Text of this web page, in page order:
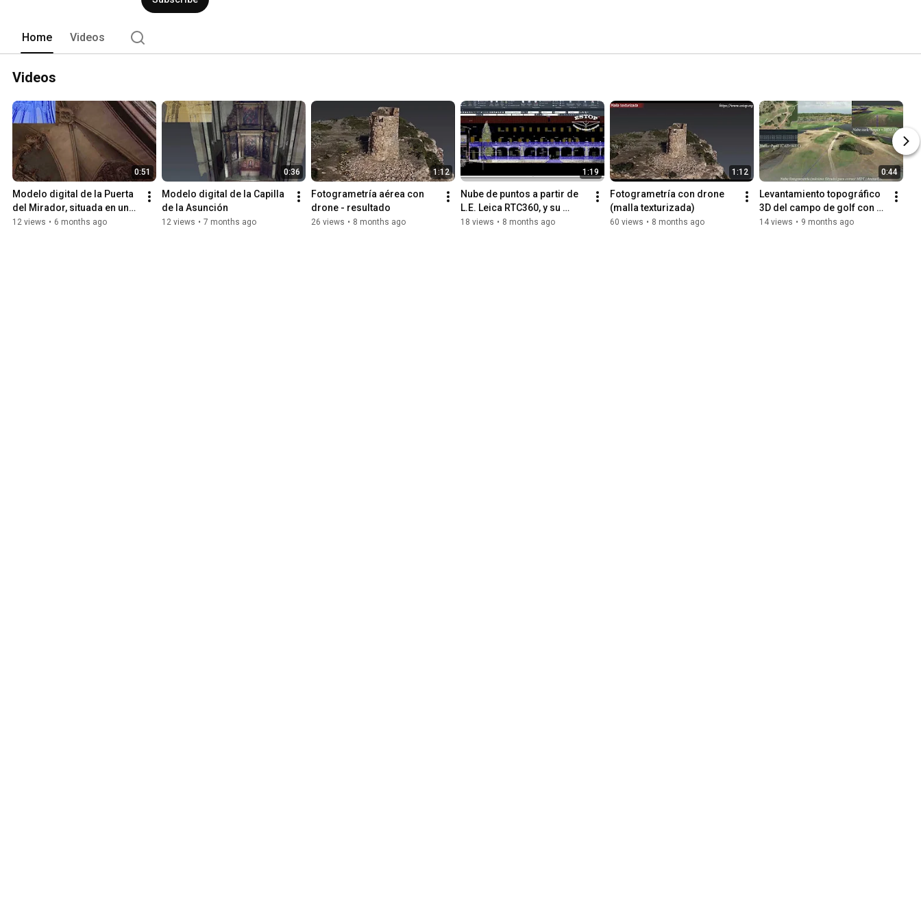
Home Videos
Videos
0:51
Modelo digital de la Puerta
del Mirador, situada en una
de las fachadas de la
12 views • 6 months ago
0:36
Modelo digital de la Capilla
de la Asunción
12 views • 7 months ago
1:12
Fotogrametría aérea con
drone - resultado
26 views • 8 months ago
1:19
Nube de puntos a partir de
L.E. Leica RTC360, y su
generación de planos.
18 views • 8 months ago
1:12
Fotogrametría con drone
(malla texturizada)
60 views • 8 months ago
0:44
Levantamiento topográfico
3D del campo de golf con
fotogrametría y MDT | Estop
14 views • 9 months ago